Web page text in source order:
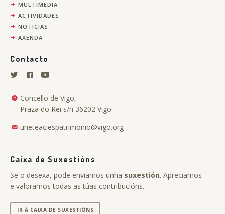
MULTIMEDIA
ACTIVIDADES
NOTICIAS
AXENDA
Contacto
Concello de Vigo,
Praza do Rei s/n 36202 Vigo
uneteaciespatrimonio@vigo.org
Caixa de Suxestións
Se o desexa, pode enviarnos unha suxestión. Apreciamos
e valoramos todas as túas contribucións.
IR Á CAIXA DE SUXESTIÓNS